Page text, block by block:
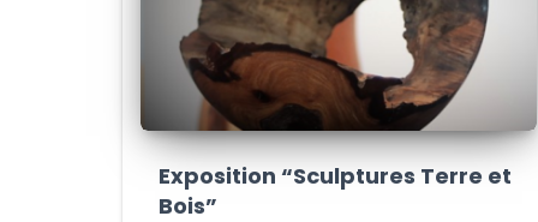
Exposition “Sculptures Terre et
Bois”